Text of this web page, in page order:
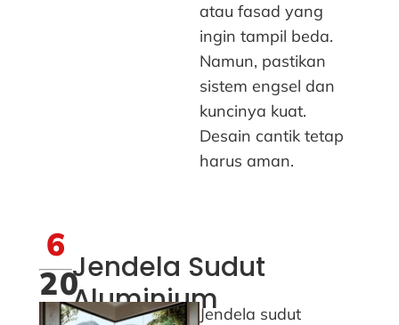
atau fasad yang
ingin tampil beda.
Namun, pastikan
sistem engsel dan
kuncinya kuat.
Desain cantik tetap
harus aman.
6
20Jendela Sudut
AluminiumJendela sudut